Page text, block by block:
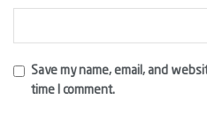
Save my name, email, and
time I comment.